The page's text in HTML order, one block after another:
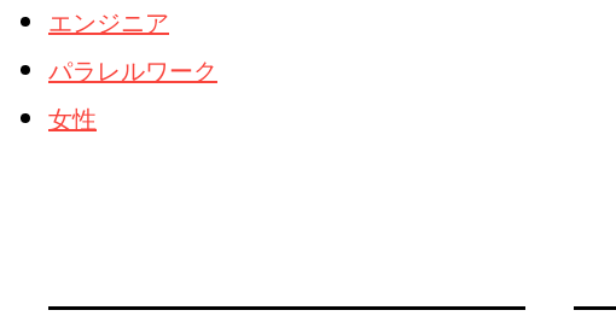
エンジニア
パラレルワーク
女性